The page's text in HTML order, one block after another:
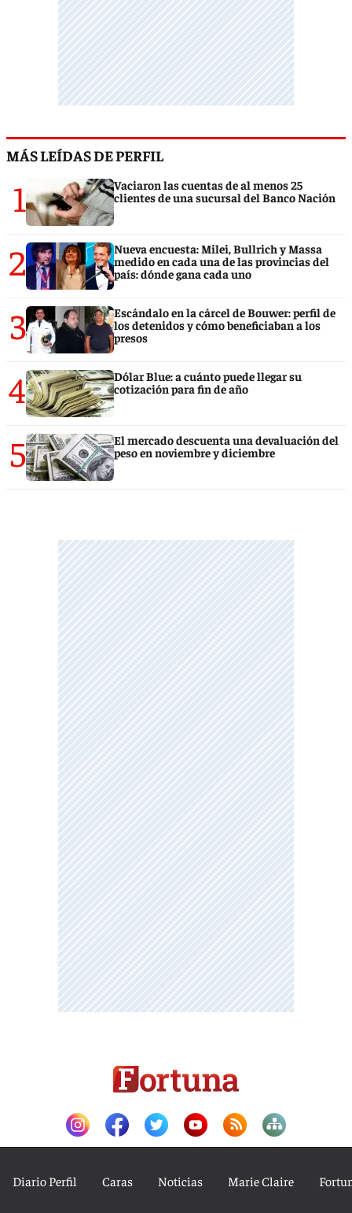
MÁS LEÍDAS DE PERFIL
1
Vaciaron las cuentas de al menos 25
clientes de una sucursal del Banco Nación
2
Nueva encuesta: Milei, Bullrich y Massa
medido en cada una de las provincias del
país: dónde gana cada uno
3
Escándalo en la cárcel de Bouwer: perfil de
los detenidos y cómo beneficiaban a los
presos
4
Dólar Blue: a cuánto puede llegar su
cotización para fin de año
5
El mercado descuenta una devaluación del
peso en noviembre y diciembre
Diario Perfil Caras Noticias Marie Claire